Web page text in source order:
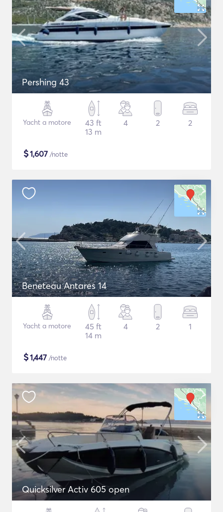
Pershing 43
Yacht a motore
43 ft
13 m
4 2 2
$1,607 /notte
Beneteau Antares 14
Yacht a motore
45 ft
14 m
4 2 1
$1,447 /notte
Quicksilver Activ 605 open